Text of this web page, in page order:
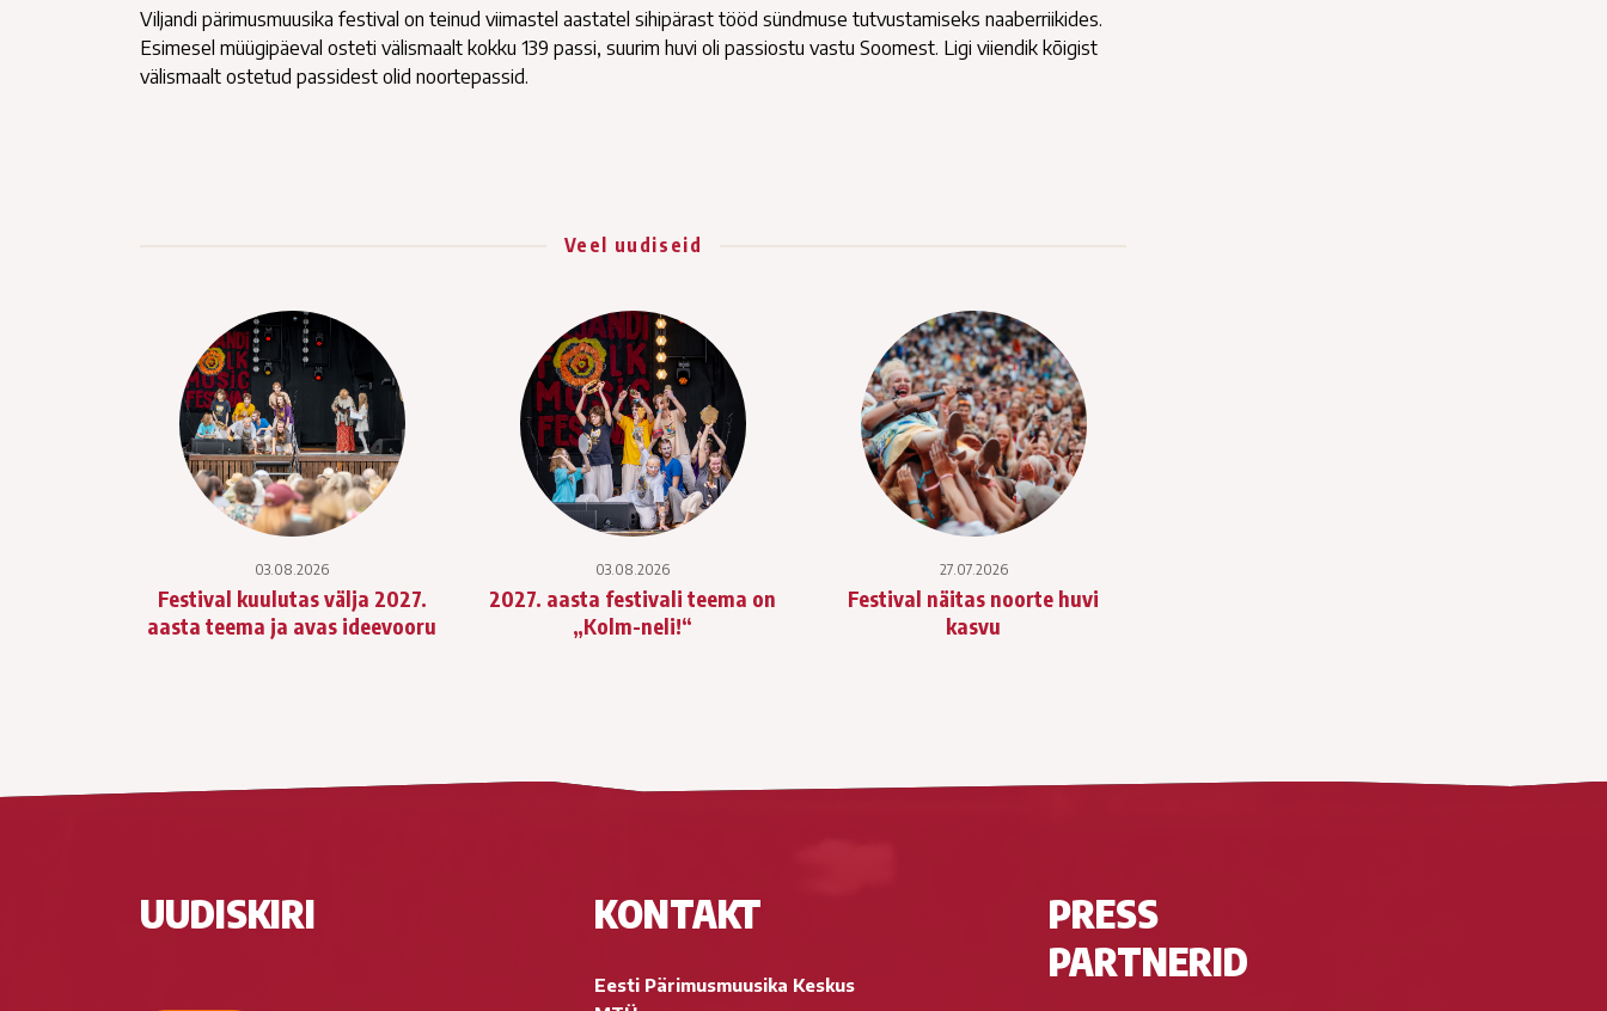
Viljandi pärimusmuusika festival on teinud viimastel aastatel sihipärast tööd sündmuse tutvustamiseks naaberriikides.
Esimesel müügipäeval osteti välismaalt kokku 139 passi, suurim huvi oli passiostu vastu Soomest. Ligi viiendik kõigist
välismaalt ostetud passidest olid noortepassid.
Veel uudiseid
03.08.2026
Festival kuulutas välja 2027.
aasta teema ja avas ideevooru
03.08.2026
2027. aasta festivali teema on
„Kolm-neli!“
27.07.2026
Festival näitas noorte huvi
kasvu
UUDISKIRI KONTAKT
Eesti Pärimusmuusika Keskus
PRESS
PARTNERID